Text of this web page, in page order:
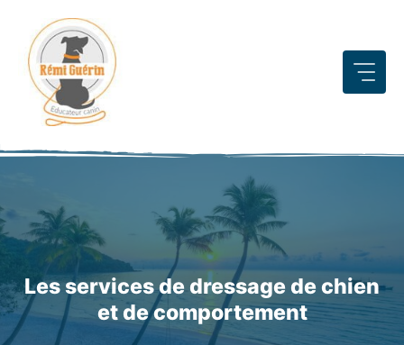
contenu
Les services de dressage de chien
et de comportement